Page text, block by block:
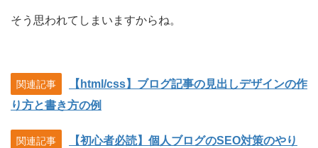
そう思われてしまいますからね。
関連記事
【html/css】ブログ記事の見出しデザインの作
り方と書き方の例
関連記事
【初心者必読】個人ブログのSEO対策のやり